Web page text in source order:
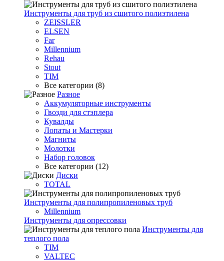
Инструменты для труб из сшитого полиэтилена
ZEISSLER
ELSEN
Far
Millennium
Rehau
Stout
TIM
Все категории (8)
Разное
Аккумуляторные инструменты
Гвозди для стэплера
Кувалды
Лопаты и Мастерки
Магниты
Молотки
Набор головок
Все категории (12)
Диски
TOTAL
Инструменты для полипропиленовых труб
Millennium
Инструменты для опрессовки
Инструменты для
теплого пола
TIM
VALTEC